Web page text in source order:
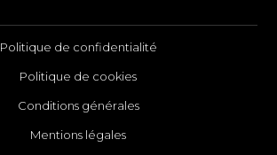
Politique de confidentialité
Politique de cookies
Conditions générales
Mentions légales